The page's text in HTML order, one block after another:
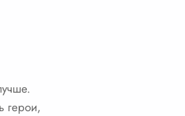
герои,